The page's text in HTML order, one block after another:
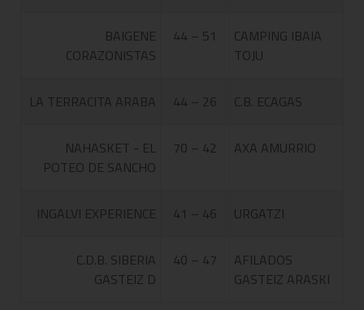
BAIGENE
CORAZONISTAS
44 – 51
CAMPING IBAIA
TOJU
LA TERRACITA ARABA 44 – 26 C.B. ECAGAS
NAHASKET - EL
POTEO DE SANCHO
70 – 42 AXA AMURRIO
INGALVI EXPERIENCE 41 – 46 URGATZI
C.D.B. SIBERIA
GASTEIZ D
40 – 47
AFILADOS
GASTEIZ ARASKI